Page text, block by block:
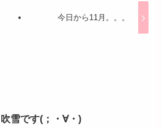
今日から11月。。。
吹雪です(；・∀・)